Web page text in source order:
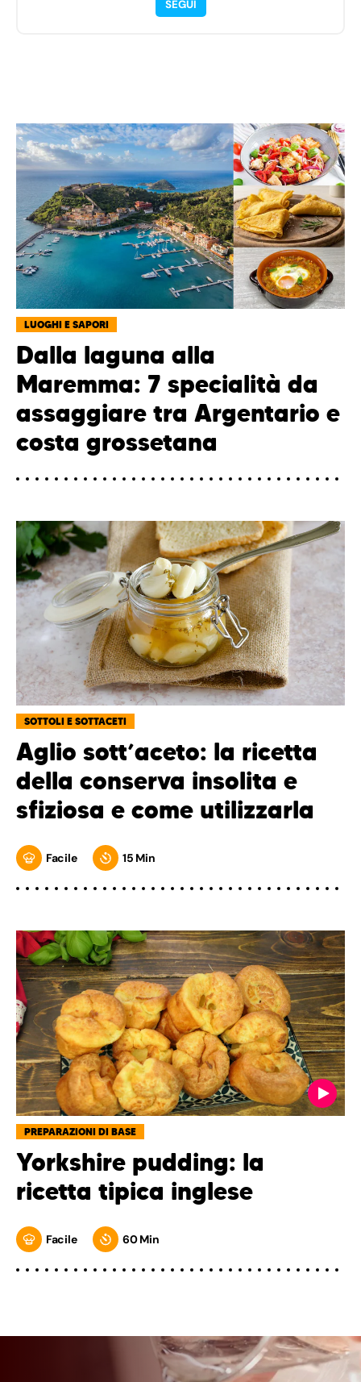
SEGUI
LUOGHI E SAPORI
Dalla laguna alla
Maremma: 7 specialità da
assaggiare tra Argentario e
costa grossetana
SOTTOLI E SOTTACETI
Aglio sott’aceto: la ricetta
della conserva insolita e
sfiziosa e come utilizzarla
Facile 15 Min
PREPARAZIONI DI BASE
Yorkshire pudding: la
ricetta tipica inglese
Facile 60 Min